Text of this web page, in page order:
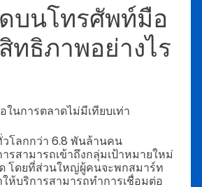
บนโทรศัพท์มือ
ทธิภาพอย่างไร
นการตลาดไม่มีเทียบเท่า
โลกกว่า 6.8 พันล้านคน
รสามารถเข้าถึงกลุ่มเป้าหมายใหม่
โดยที่ส่วนใหญ่ผู้คนจะพกสมาร์ท
ห้บริการสามารถทำการเชื่อมต่อ